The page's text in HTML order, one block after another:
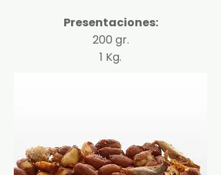
Presentaciones:
200 gr.
1 Kg.